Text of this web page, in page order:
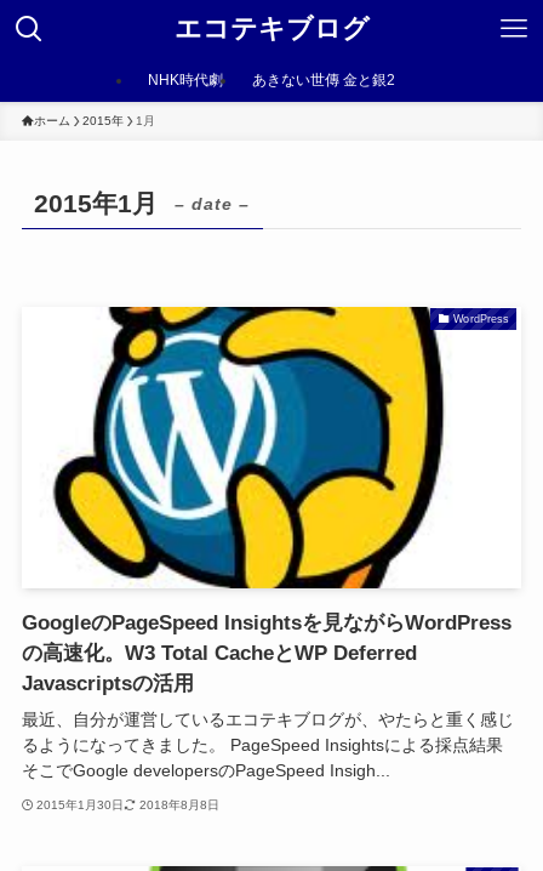
エコテキブログ
NHK時代劇 あきない世傳 金と銀2
ホーム 2015年 1月
2015年1月 – date –
WordPress
GoogleのPageSpeed Insightsを見ながらWordPress
の高速化。W3 Total CacheとWP Deferred
Javascriptsの活用
最近、自分が運営しているエコテキブログが、やたらと重く感じ
るようになってきました。 PageSpeed Insightsによる採点結果
そこでGoogle developersのPageSpeed Insigh...
2015年1月30日 2018年8月8日